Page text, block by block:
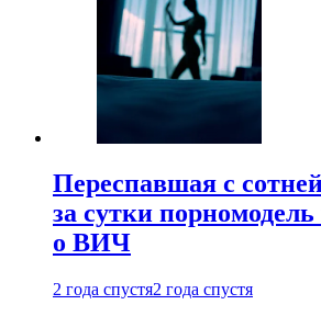
Переспавшая с
за сутки порномодель
о ВИЧ
2 года спустя2 года спустя